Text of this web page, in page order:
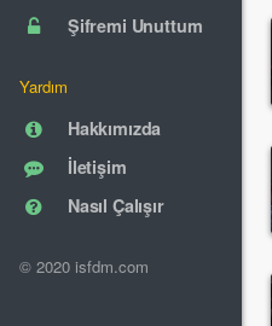
Şifremi Unuttum
Yardım
Hakkımızda
İletişim
Nasıl Çalışır
© 2020 isfdm.com